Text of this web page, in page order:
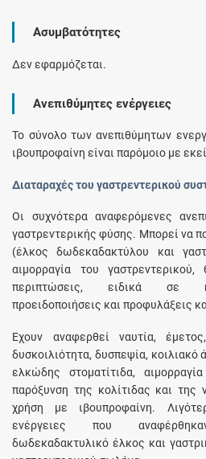
Ασυμβατότητες
Δεν εφαρμόζεται.
Ανεπιθύμητες ενέργειες
Το σύνολο των ανεπιθύμητων
ιβουπροφαίνη είναι παρόμοιο με
Διαταραχές του γαστρεντερικού
Οι συχνότερα αναφερόμενες
γαστρεντερικής φύσης. Μπορεί να
(έλκος δωδεκαδακτύλου και
αιμορραγία του
περιπτώσεις, ειδικά σε
προειδοποιήσεις και προφυλάξεις
Έχουν αναφερθεί ναυτία,
δυσκοιλιότητα, δυσπεψία, κοιλιακό
ελκώδης στοματίτιδα,
παρόξυνση της κολίτιδας και
χρήση με ιβουπροφαίνη.
ενέργειες που
δωδεκαδακτυλικό έλκος και